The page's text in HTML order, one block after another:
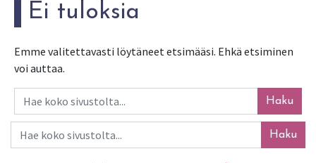
Ei tuloksia
Emme valitettavasti löytäneet etsimääsi. Ehkä etsiminen
voi auttaa.
Haku
Haku